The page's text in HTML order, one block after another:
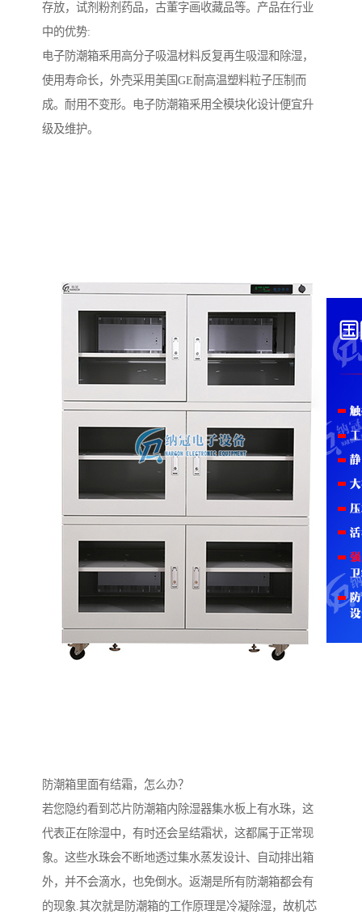
存放，试剂粉剂药品，古董字画收藏品等。产品在行业
中的优势:
电子防潮箱釆用高分子吸温材料反复再生吸湿和除湿，
使用寿命长，外壳采用美国GE耐高温塑料粒子压制而
成。耐用不变形。电子防潮箱釆用全模块化设计便宜升
级及维护。
防潮箱里面有结霜，怎么办？
若您隐约看到芯片防潮箱内除湿器集水板上有水珠，这
代表正在除湿中，有时还会呈结霜状，这都属于正常现
象。这些水珠会不断地透过集水蒸发设计、自动排出箱
外，并不会滴水，也免倒水。返潮是所有防潮箱都会有
的现象.其次就是防潮箱的工作原理是冷凝除湿，故机芯